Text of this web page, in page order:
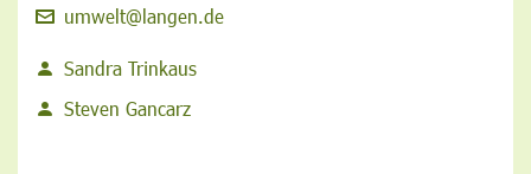
umwelt@langen.de
Sandra Trinkaus
Steven Gancarz